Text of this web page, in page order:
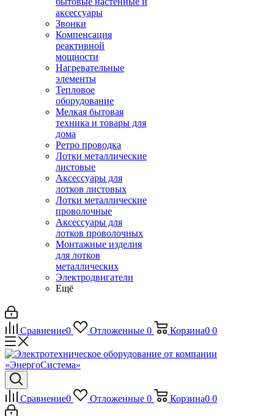
аксессуары
Звонки
Компенсация
реактивной
мощности
Нагревательные
элементы
Тепловое
оборудование
Мелкая бытовая
техника и товары для
дома
Ретро проводка
Лотки металлические
листовые
Аксессуары для
лотков листовых
Лотки металлические
проволочные
Аксессуары для
лотков проволочных
Монтажные изделия
для лотков
металлических
Электродвигатели
Ещё
Сравнение0 Отложенные 0 Корзина0 0
Сравнение0 Отложенные 0 Корзина0 0